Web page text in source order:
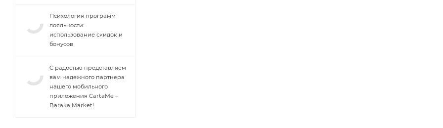
Психология программ
лояльности:
использование скидок и
бонусов
С радостью представляем
вам надежного партнера
нашего мобильного
приложения CartaMe –
Baraka Market!